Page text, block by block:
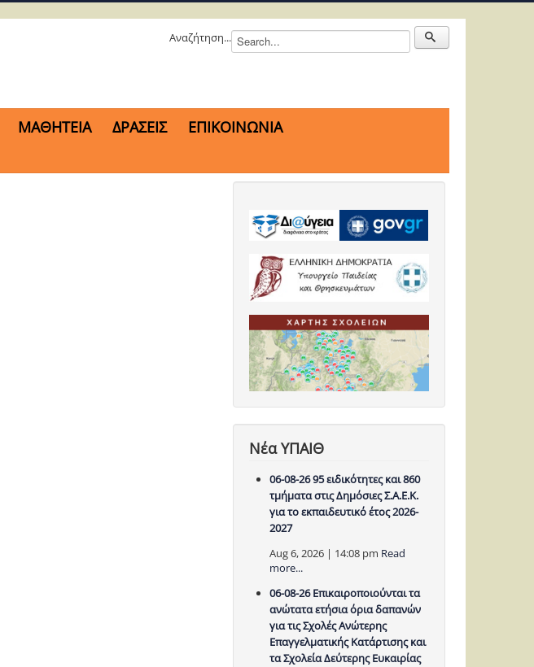
Αναζήτηση...
ΜΑΘΗΤΕΙΑ ΔΡΑΣΕΙΣ
ΕΠΙΚΟΙΝΩΝΙΑ
Νέα ΥΠΑΙΘ
06-08-26 95 ειδικότητες και 860
τμήματα στις Δημόσιες Σ.Α.Ε.Κ.
για το εκπαιδευτικό έτος 2026-
2027
Aug 6, 2026 | 14:08 pm Read
more...
06-08-26 Επικαιροποιούνται τα
ανώτατα ετήσια όρια δαπανών
για τις Σχολές Ανώτερης
Επαγγελματικής Κατάρτισης και
τα Σχολεία Δεύτερης Ευκαιρίας